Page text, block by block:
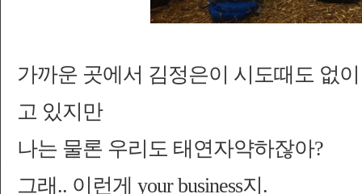
가까운 곳에서 김정은이 시도때도 없
고 있지만
나는 물론 우리도 태연자약하잖아?
그래.. 이런게 your business지.